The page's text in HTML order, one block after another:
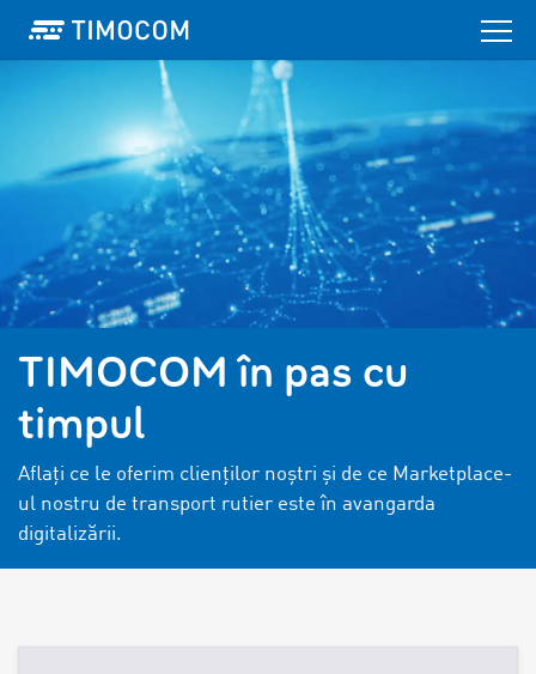
TIMOCOM în pas cu
timpul
Aflați ce le oferim clienților noștri și de ce Marketplace-
ul nostru de transport rutier este în avangarda
digitalizării.